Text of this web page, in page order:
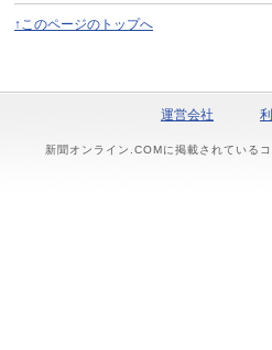
↑このページのトップへ
運営会社
新聞オンライン.COMに掲載されている